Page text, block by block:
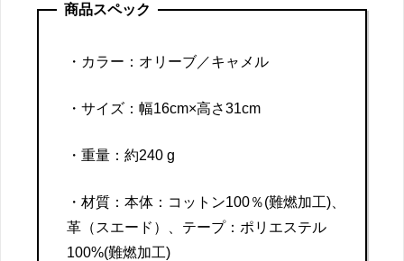
商品スペック
・ カラー：オリーブ／キャメル
・サイズ：幅16cm×高さ31cm
・重量：約240 g
・材質：本体：コットン100％(難燃加工)、
革（スエード）、テープ：ポリエステル
100%(難燃加工)